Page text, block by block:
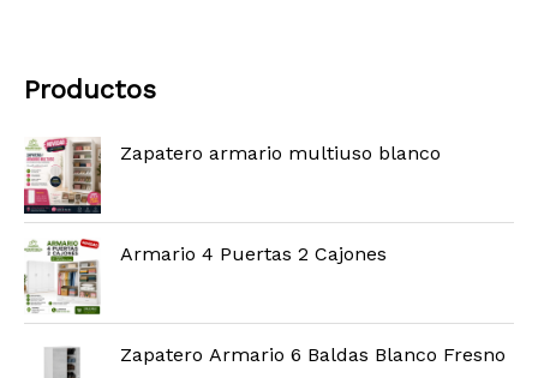
Productos
Zapatero armario multiuso blanco
Armario 4 Puertas 2 Cajones
Zapatero Armario 6 Baldas Blanco Fresno